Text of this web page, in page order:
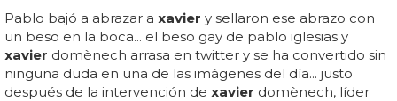
Pablo bajó a abrazar a xavier y sellaron ese abrazo con
un beso en la boca... el beso gay de pablo iglesias y
xavier domènech arrasa en twitter y se ha convertido sin
ninguna duda en una de las imágenes del día... justo
después de la intervención de xavier domènech, líder